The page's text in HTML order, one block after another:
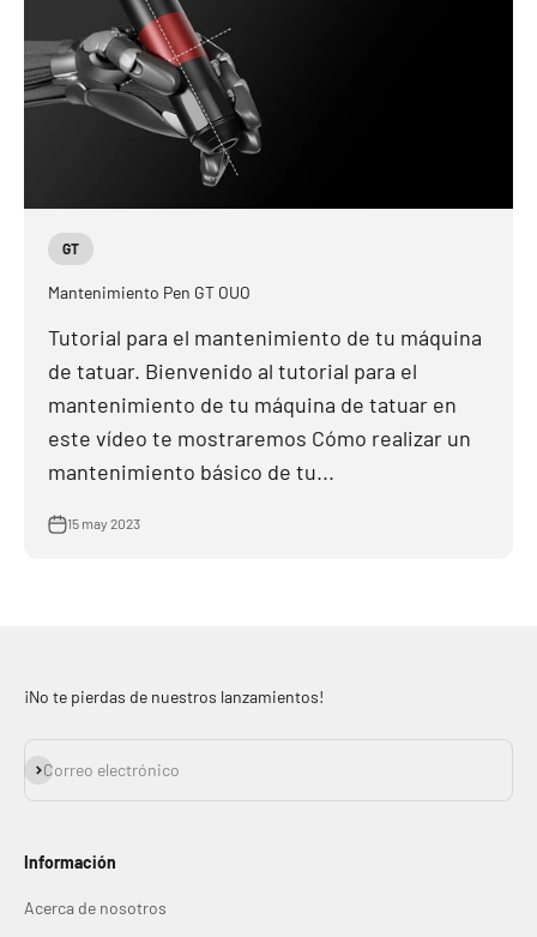
GT
Mantenimiento Pen GT OUO
Tutorial para el mantenimiento de tu máquina
de tatuar. Bienvenido al tutorial para el
mantenimiento de tu máquina de tatuar en
este vídeo te mostraremos Cómo realizar un
mantenimiento básico de tu...
15 may 2023
¡No te pierdas de nuestros lanzamientos!
Correo electrónico
Suscribirse
Información
Acerca de nosotros